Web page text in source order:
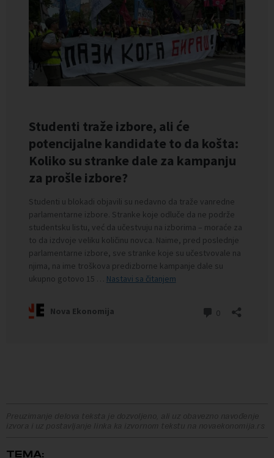
Preuzimanje delova teksta je dozvoljeno, ali uz obavezno navođenje
izvora i uz postavljanje linka ka izvornom tekstu na novaekonomija.rs
TEMA: